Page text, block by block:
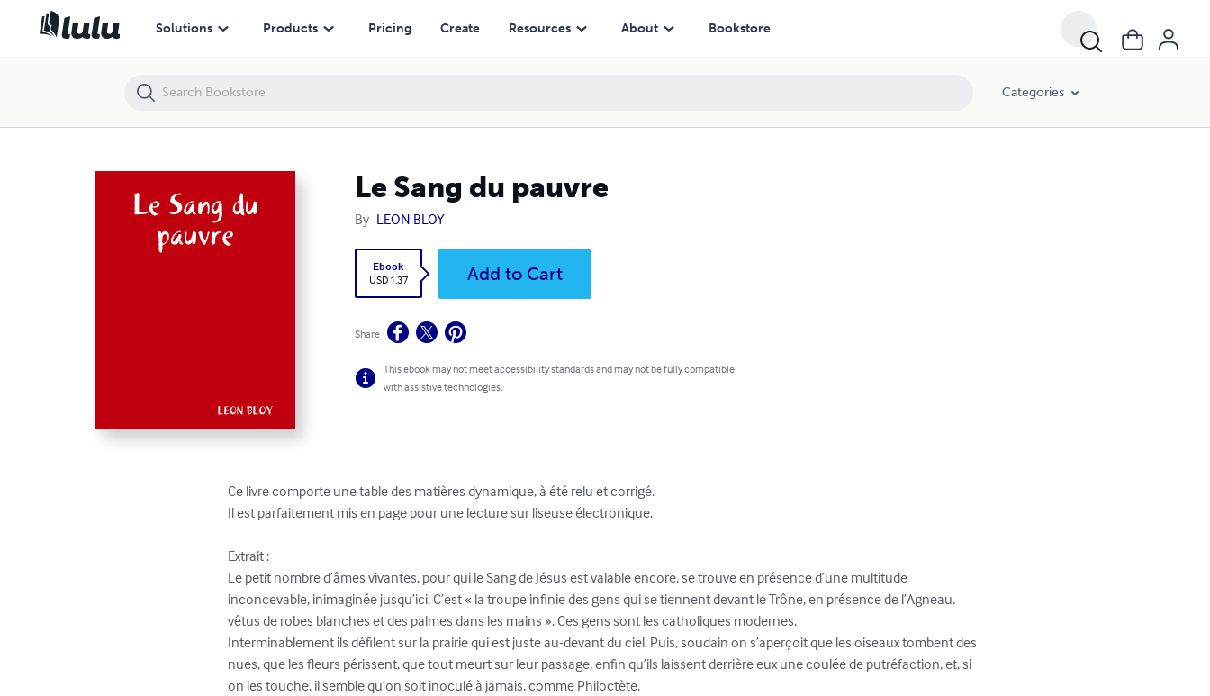
Solutions Products Pricing Create Resources About Bookstore
Categories
Le Sang du pauvre
By LEON BLOY
Ebook
USD 1.37
Add to Cart
Share
This ebook may not meet accessibility standards and may not be fully compatible
with assistive technologies.
Ce livre comporte une table des matières dynamique, à été relu et corrigé.
Il est parfaitement mis en page pour une lecture sur liseuse électronique.
Extrait :
Le petit nombre d’âmes vivantes, pour qui le Sang de Jésus est valable encore, se trouve en présence d’une multitude
inconcevable, inimaginée jusqu’ici. C’est « la troupe infinie des gens qui se tiennent devant le Trône, en présence de l’Agneau,
vêtus de robes blanches et des palmes dans les mains ». Ces gens sont les catholiques modernes.
Interminablement ils défilent sur la prairie qui est juste au-devant du ciel. Puis, soudain on s’aperçoit que les oiseaux tombent des
nues, que les fleurs périssent, que tout meurt sur leur passage, enfin qu’ils laissent derrière eux une coulée de putréfaction, et, si
on les touche, il semble qu’on soit inoculé à jamais, comme Philoctète.
Le Sang du pauvre